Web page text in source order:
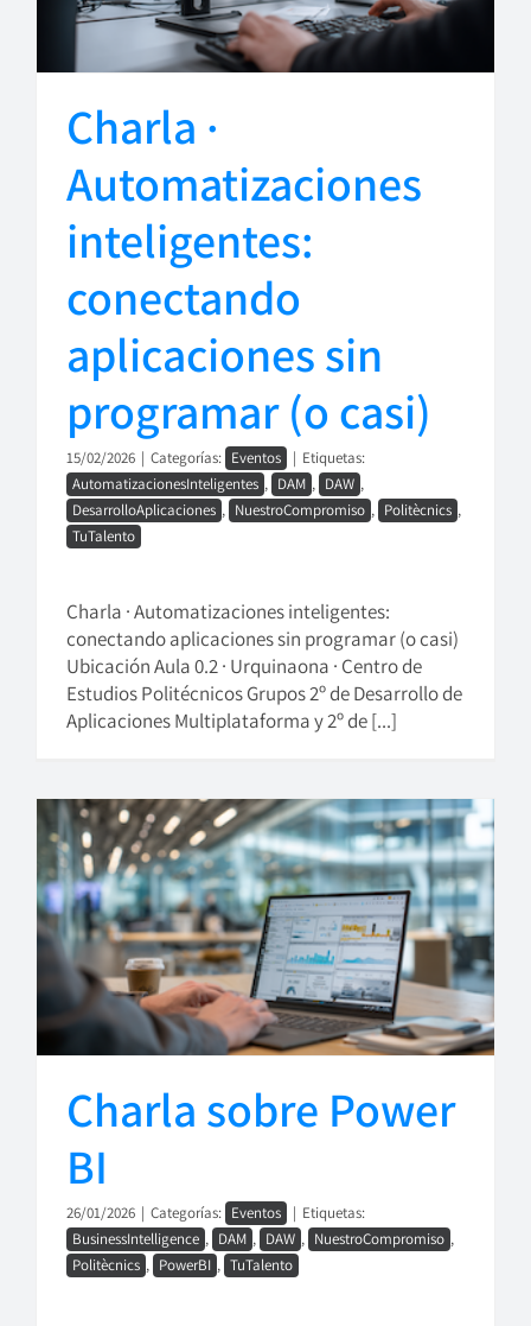
Charla ·
Automatizaciones
inteligentes:
conectando
aplicaciones sin
programar (o casi)
15/02/2026 | Categorías: Eventos | Etiquetas:
AutomatizacionesInteligentes , DAM , DAW ,
DesarrolloAplicaciones , NuestroCompromiso , Politècnics ,
TuTalento
Charla · Automatizaciones inteligentes:
conectando aplicaciones sin programar (o casi)
Ubicación Aula 0.2 · Urquinaona · Centro de
Estudios Politécnicos Grupos 2º de Desarrollo de
Aplicaciones Multiplataforma y 2º de [...]
Charla sobre Power
BI
26/01/2026 | Categorías: Eventos | Etiquetas:
BusinessIntelligence , DAM , DAW , NuestroCompromiso ,
Politècnics , PowerBI , TuTalento